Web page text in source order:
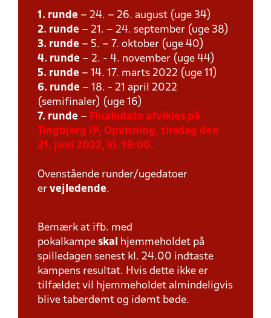
1. runde – 24. – 26. august (uge 34)
2. runde – 21. – 24. september (uge 38)
3. runde – 5. – 7. oktober (uge 40)
4. runde – 2. - 4. november (uge 44)
5. runde – 14. 17. marts 2022 (uge 11)
6. runde – 18. - 21 april 2022
(semifinaler) (uge 16)
7. runde – Finaledato afvikles på
Tingbjerg IP, Opvisning, tirsdag den
21. juni 2022, kl. 19:00.
Ovenstående runder/ugedatoer
er vejledende.
Bemærk at ifb. med
pokalkampe skal
hjemmeholdet på
spilledagen senest kl. 24.00 indtaste
kampens resultat. Hvis dette ikke er
tilfældet vil hjemmeholdet almindeligvis
blive taberdømt og idømt bøde.